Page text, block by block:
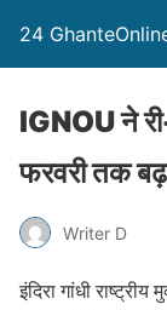
24
IGNOU ने
फरवरी तक
Writer D
इंदिरा गांधी